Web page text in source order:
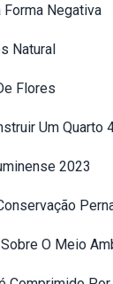
Forma Negativa
Natural
Flores
Um Quarto
2023
O Meio